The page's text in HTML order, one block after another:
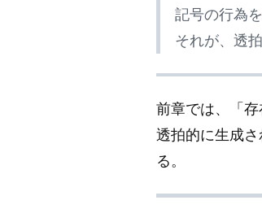
記号の行為
それが、透
前章では、「
透拍的に生成さ
る。